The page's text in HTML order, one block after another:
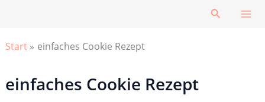
Suchen
Start einfaches Cookie Rezept
einfaches Cookie Rezept